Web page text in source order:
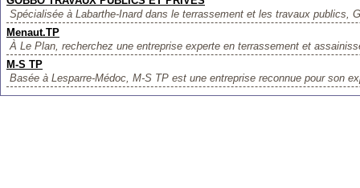
Spécialisée à Labarthe-Inard dans le terrassement et les travaux publics,
Menaut.TP
À Le Plan, recherchez une entreprise experte en terrassement et
M-S TP
Basée à Lesparre-Médoc, M-S TP est une entreprise reconnue pour son